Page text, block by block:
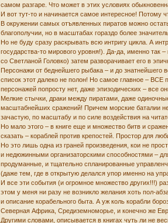
самом разгаре. Что может в этих условиях
И вот тут-то и начинается самое интересное! Потому
В окружении самых отъявленных пиратов можно
благополучии, но в масштабах гораздо более
Но не буду сразу раскрывать всю интригу цикла. А
государства-то мирового уровня!). Да-да, именно так
со Светланой Головко) затем разворачивает его в
Персонажи от беднейшего рыбака – и до знатнейшего
список этот далеко не полон! Но самое главное –
персонажей попросту нет, даже эпизодических – все
Мелкие стычки, драки между пиратами, даже
масштабнейших сражений! Причем морские баталии
зачастую, по масштабу и по силе воздействия на
Но мало этого – в книге еще и множество битв и
сказать – кораблей против крепостей. Простор для
Но это лишь одна из граней произведения, кои не
и недюжинными организаторскими способностями –
продуманные, и тщательно спланированные
(даже тем, где в открытую делался упор именно на
И все эти события (и огромное множество других!!!)
этом у меня ни разу не возникло желания хоть пол-
и описание корабельного быта. А уж коль корабли
Северная Африка, Средиземноморье, и конечно же
Другими словами, описывается в книгах чуть ли не